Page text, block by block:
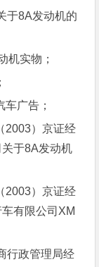
8A发动机的
实物；
广告；
）京证经
于8A发动机
）京证经
有限公司XM
政管理局经